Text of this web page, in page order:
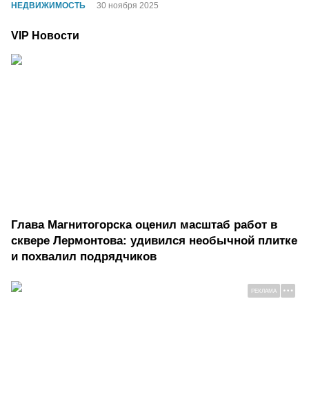
НЕДВИЖИМОСТЬ 30 ноября 2025
VIP Новости
Глава Магнитогорска оценил масштаб работ в
сквере Лермонтова: удивился необычной плитке
и похвалил подрядчиков
РЕКЛАМА